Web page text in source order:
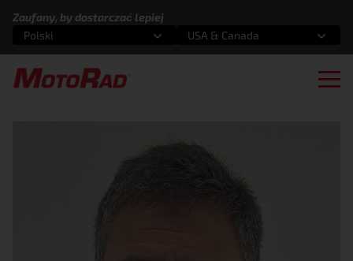
Zaufany, by dostarczać lepiej
Wybierz opcję
Polski
Wybierz opcję
USA & Canada